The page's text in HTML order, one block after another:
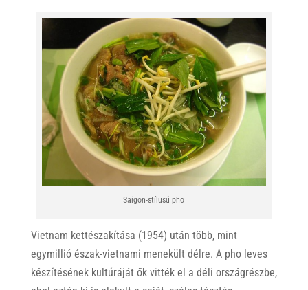
Saigon-stílusú pho
Vietnam kettészakítása (1954) után több, mint
egymillió észak-vietnami menekült délre. A pho leves
készítésének kultúráját ők vitték el a déli országrészbe,